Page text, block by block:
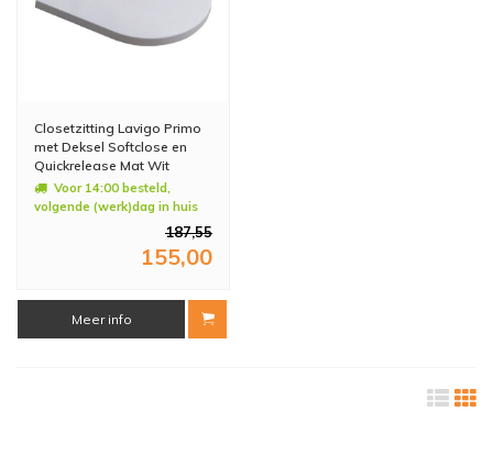
Closetzitting Lavigo Primo
met Deksel Softclose en
Quickrelease Mat Wit
Voor 14:00 besteld,
volgende (werk)dag in huis
187,55
155,00
Meer info